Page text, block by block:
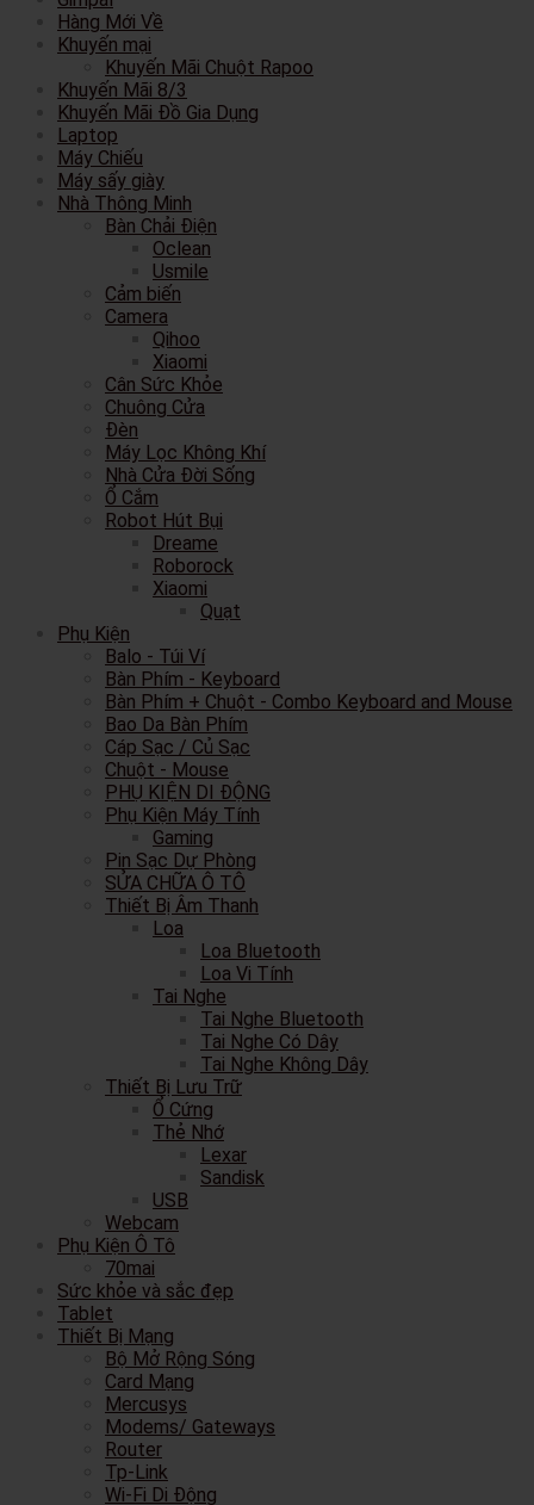
Hàng Mới Về
Khuyến mại
Khuyến Mãi Chuột Rapoo
Khuyến Mãi 8/3
Khuyến Mãi Đồ Gia Dụng
Laptop
Máy Chiếu
Máy sấy giày
Nhà Thông Minh
Bàn Chải Điện
Oclean
Usmile
Cảm biến
Camera
Qihoo
Xiaomi
Cân Sức Khỏe
Chuông Cửa
Đèn
Máy Lọc Không Khí
Nhà Cửa Đời Sống
Ổ Cắm
Robot Hút Bụi
Dreame
Roborock
Xiaomi
Quạt
Phụ Kiện
Balo - Túi Ví
Bàn Phím - Keyboard
Bàn Phím + Chuột - Combo Keyboard and Mouse
Bao Da Bàn Phím
Cáp Sạc / Củ Sạc
Chuột - Mouse
PHỤ KIỆN DI ĐỘNG
Phụ Kiện Máy Tính
Gaming
Pin Sạc Dự Phòng
SỬA CHỮA Ô TÔ
Thiết Bị Âm Thanh
Loa
Loa Bluetooth
Loa Vi Tính
Tai Nghe
Tai Nghe Bluetooth
Tai Nghe Có Dây
Tai Nghe Không Dây
Thiết Bị Lưu Trữ
Ổ Cứng
Thẻ Nhớ
Lexar
Sandisk
USB
Webcam
Phụ Kiện Ô Tô
70mai
Sức khỏe và sắc đẹp
Tablet
Thiết Bị Mạng
Bộ Mở Rộng Sóng
Card Mạng
Mercusys
Modems/ Gateways
Router
Tp-Link
Wi-Fi Di Động